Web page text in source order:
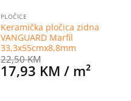
PLOČICE
Keramička pločica zidna
VANGUARD Marfil
33,3x55cmx8,8mm
22,50KM
17,93 KM / m²